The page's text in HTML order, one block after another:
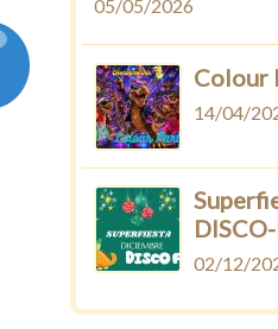
05/05/2026
Colour
14/04/
02/12/